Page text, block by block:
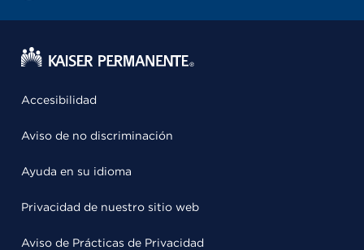
Accesibilidad
Aviso de no discriminación
Ayuda en su idioma
Privacidad de nuestro sitio web
Aviso de Prácticas de Privacidad